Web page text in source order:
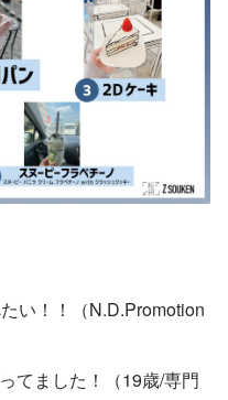
い！！（N.D.Promotion
てました！（19歳/専門